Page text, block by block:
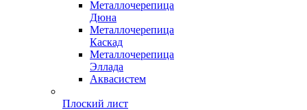
Металлочерепица
Дюна
Металлочерепица
Каскад
Металлочерепица
Эллада
Аквасистем
Плоский лист